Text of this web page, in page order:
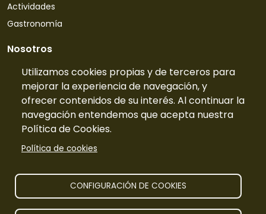
Utilizamos cookies propias y de terceros para
mejorar la experiencia de navegación, y
ofrecer contenidos de su interés. Al continuar la
navegación entendemos que acepta nuestra
Política de Cookies.
Política de cookies
CONFIGURACIÓN DE COOKIES
Actividades
Gastronomía
Nosotros
Quiénes somos
Contacto
Tarifas
Preguntas frecuentes
Información
Aviso legal